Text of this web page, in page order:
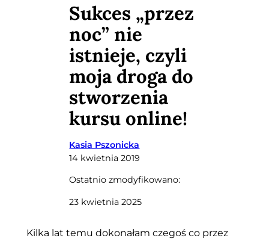
Sukces „przez
noc” nie
istnieje, czyli
moja droga do
stworzenia
kursu online!
Kasia Pszonicka
14 kwietnia 2019
Ostatnio zmodyfikowano:
23 kwietnia 2025
Kilka lat temu dokonałam czegoś co przez